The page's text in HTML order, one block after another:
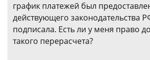
график платежей был
действующего законодательства
подписала. Есть ли у меня право
такого перерасчета?